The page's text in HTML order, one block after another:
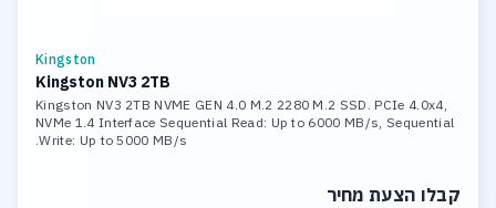
Kingston
Kingston NV3 2TB
Kingston NV3 2TB NVME GEN 4.0 M.2 2280 M.2 SSD. PCIe 4.0x4,
NVMe 1.4 Interface Sequential Read: Up to 6000 MB/s, Sequential
Write: Up to 5000 MB/s.
קבלו הצעת מחיר